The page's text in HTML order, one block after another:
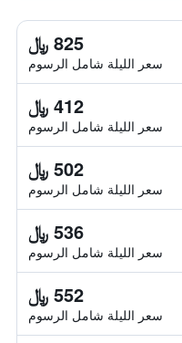
825 ﷼
سعر الليلة شامل الرسوم
412 ﷼
سعر الليلة شامل الرسوم
502 ﷼
سعر الليلة شامل الرسوم
536 ﷼
سعر الليلة شامل الرسوم
552 ﷼
سعر الليلة شامل الرسوم